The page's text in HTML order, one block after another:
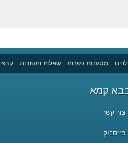
מסעדות כשרות שאלות ותשובות
קמא
צור קשר
פייסבוק